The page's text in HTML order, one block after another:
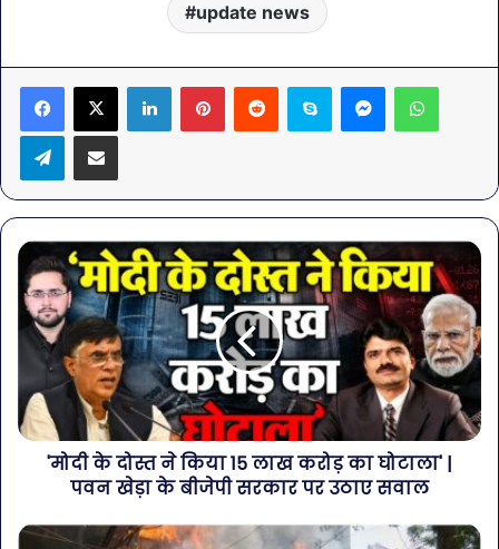
update news
LinkedInPinterestReddit Skype Messenger
TelegramShare via Email
'मोदी के दोस्त ने किया 15 लाख करोड़ का घोटाला' |
पवन खेड़ा के बीजेपी सरकार पर उठाए सवाल